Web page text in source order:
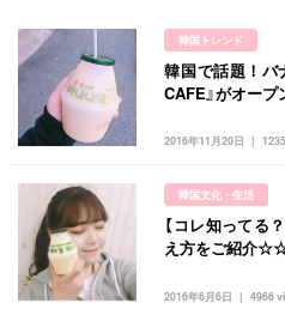
すべての記事
manimani について
カテゴリー一覧
タグ一覧
キュレーター一覧
韓国 オルチャン 韓
韓国旅行 韓国ファッション
メイク k-pop
韓国トレンド
2016年11月20日
韓国で話題！バ
CAFE』がオー
韓国文化・生活
2016年6月6日 4966
【コレ知ってる
え方をご紹介